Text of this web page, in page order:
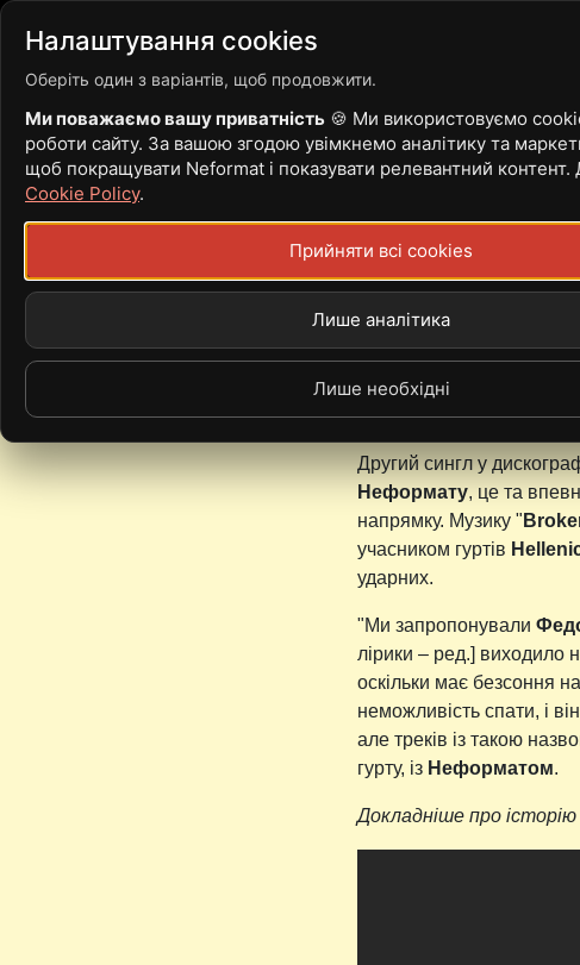
Війна
MORTUI
Джулай Єлизавета
Днями постблек-метал
створений за участі
Vultus.
Другий сингл у
Неформату, це та
напрямку. Музику "
учасником гуртів
ударних.
"Ми запропонували
лірики – ред.] виходило
оскільки має безсоння
неможливість спати, і
але треків із такою
гурту, із Неформатом.
Докладніше про
Налаштування cookies
Оберіть один з варіантів, щоб продовжити.
Ми поважаємо вашу приватність 🍪 Ми використовуємо
роботи сайту. За вашою згодою увімкнемо аналітику та
щоб покращувати Neformat і показувати релевантний
Cookie Policy.
Прийняти всі cookies
Лише аналітика
Лише необхідні